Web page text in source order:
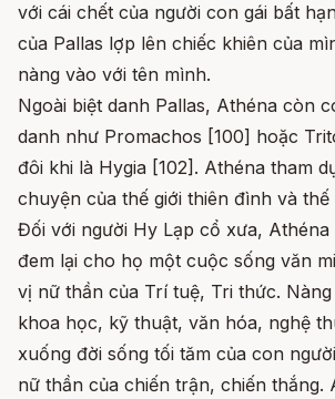
với cái chết của người con gái bất
của Pallas lợp lên chiếc khiên của
nàng vào với tên mình.
Ngoài biệt danh Pallas, Athéna còn
danh như Promachos [100] hoặc
đôi khi là Hygia [102]. Athéna tham
chuyện của thế giới thiên đình và thế
Đối với người Hy Lạp cổ xưa,
đem lại cho họ một cuộc sống văn
vị nữ thần của Trí tuệ, Tri thức.
khoa học, kỹ thuật, văn hóa, nghệ
xuống đời sống tối tăm của con
nữ thần của chiến trận, chiến thắng.